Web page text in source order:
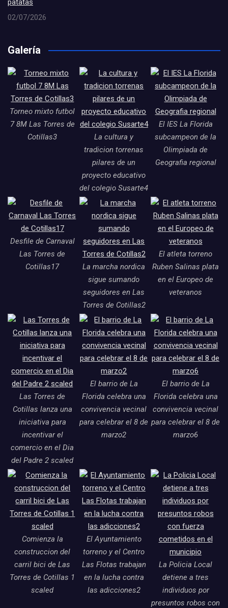
02/07/2026
Galería
Torneo mixto futbol
7 8M Las Torres de
Cotillas3
La cultura y
tradicion torrenas
pilares de un
proyecto educativo
del colegio Susarte4
El IES La Florida
subcampeon de la
Olimpiada de
Geografia regional
Desfile de Carnaval
Las Torres de
Cotillas17
La marcha nordica
sigue sumando
seguidores en Las
Torres de Cotillas2
El atleta torreno
Ruben Salinas plata
en el Europeo de
veteranos
Las Torres de
Cotillas lanza una
iniciativa para
incentivar el
comercio en el Dia
del Padre 2 scaled
El barrio de La
Florida celebra una
convivencia vecinal
para celebrar el 8 de
marzo2
El barrio de La
Florida celebra una
convivencia vecinal
para celebrar el 8 de
marzo6
Comienza la
construccion del
carril bici de Las
Torres de Cotillas 1
scaled
El Ayuntamiento
torreno y el Centro
Las Flotas trabajan
en la lucha contra
las adicciones2
La Policia Local
detiene a tres
individuos por
presuntos robos con